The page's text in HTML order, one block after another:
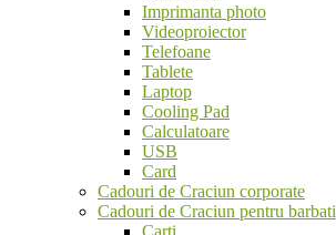
Imprimanta photo
Videoproiector
Telefoane
Tablete
Laptop
Cooling Pad
Calculatoare
USB
Card
Cadouri de Craciun corporate
Cadouri de Craciun pentru barbati
Carti